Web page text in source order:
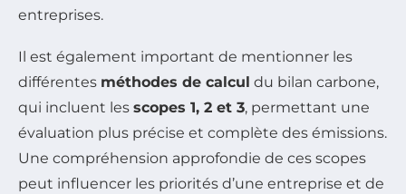
entreprises.
Il est également important de mentionner les
différentes méthodes de calcul du bilan carbone,
qui incluent les scopes 1, 2 et 3, permettant une
évaluation plus précise et complète des émissions.
Une compréhension approfondie de ces scopes
peut influencer les priorités d’une entreprise et de